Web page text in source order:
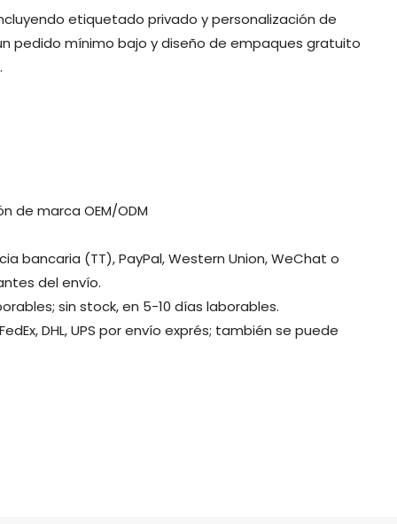
etiquetado privado y personalización de
pedido mínimo bajo y diseño de empaques gratuito
de marca OEM/ODM
bancaria (TT), PayPal, Western Union, WeChat o
del envío.
sin stock, en 5-10 días laborables.
DHL, UPS por envío exprés; también se puede